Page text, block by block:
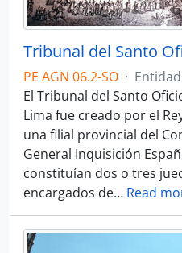
PE AGN 06.2-SO ·
El Tribunal del Santo
Lima fue creado por el
una filial provincial del
General Inquisición
constituían dos o tres
encargados de… Read